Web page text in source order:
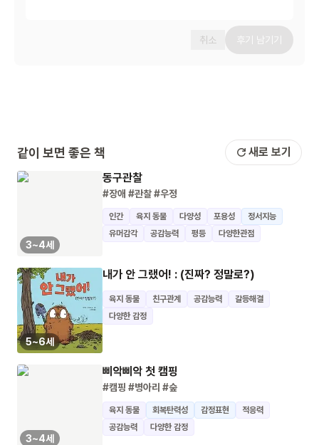
취소 후기 남기기
같이 보면 좋은 책 새로 보기
3~4세
동구관찰
#장애 #관찰#우정
인간 육지 동물 다양성 포용성
정서지능
유머감각
공감능력 평등 다양한관점
5~6세
내가 안 그랬어! : (진짜? 정말로?)
육지 동물 친구관계 공감능력
갈등해결
다양한 감정
3~4세
삐악삐악 첫 캠핑
#캠핑 #병아리 #숲
육지 동물 회복탄력성 감정표현
적응력
공감능력
다양한 감정